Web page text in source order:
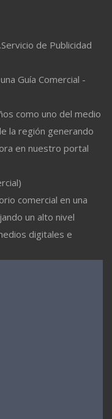
de Publicidad
Guía Comercial -
como uno del medio
la región generando
en nuestro portal
comercial en una
un alto nivel
digitales e